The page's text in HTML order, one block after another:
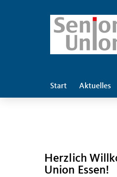
Start Aktuelles
Herzlich
Union Essen!